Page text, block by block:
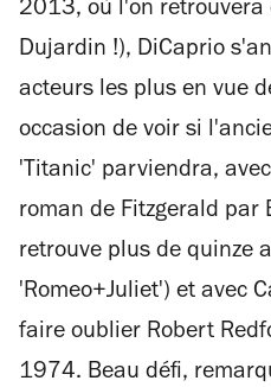
2013, où l'on retrouvera
Dujardin !), DiCaprio
acteurs les plus en vue
occasion de voir si
'Titanic' parviendra,
roman de Fitzgerald par
retrouve plus de quinze
'Romeo+Juliet') et avec
faire oublier Robert
1974. Beau défi,